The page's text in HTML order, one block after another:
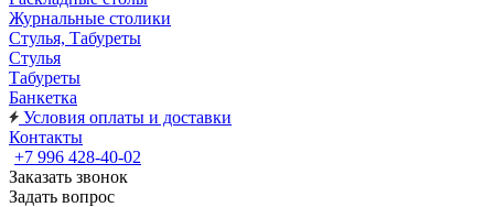
Журнальные столики
Стулья, Табуреты
Стулья
Табуреты
Банкетка
Условия оплаты и доставки
Контакты
+7 996 428-40-02
Заказать звонок
Задать вопрос